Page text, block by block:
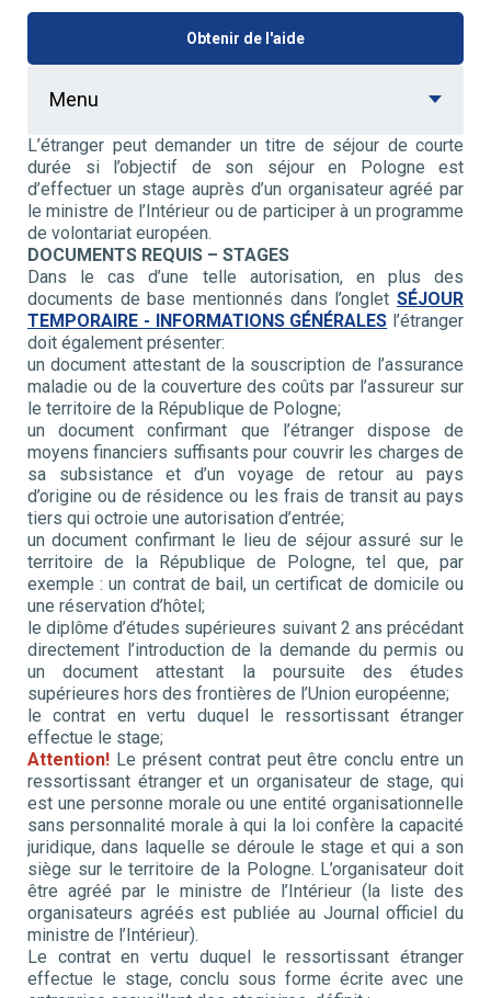
Obtenir de l'aide
Menu
L’étranger peut demander un titre de séjour de courte
durée si l’objectif de son séjour en Pologne est
d’effectuer un stage auprès d’un organisateur agréé par
le ministre de l’Intérieur ou de participer à un programme
de volontariat européen.
DOCUMENTS REQUIS – STAGES
Dans le cas d’une telle autorisation, en plus des
documents de base mentionnés dans l’onglet SÉJOUR
TEMPORAIRE - INFORMATIONS GÉNÉRALES l’étranger
doit également présenter:
un document attestant de la souscription de l’assurance
maladie ou de la couverture des coûts par l’assureur sur
le territoire de la République de Pologne;
un document confirmant que l’étranger dispose de
moyens financiers suffisants pour couvrir les charges de
sa subsistance et d’un voyage de retour au pays
d’origine ou de résidence ou les frais de transit au pays
tiers qui octroie une autorisation d’entrée;
un document confirmant le lieu de séjour assuré sur le
territoire de la République de Pologne, tel que, par
exemple : un contrat de bail, un certificat de domicile ou
une réservation d’hôtel;
le diplôme d’études supérieures suivant 2 ans précédant
directement l’introduction de la demande du permis ou
un document attestant la poursuite des études
supérieures hors des frontières de l’Union européenne;
le contrat en vertu duquel le ressortissant étranger
effectue le stage;
Attention! Le présent contrat peut être conclu entre un
ressortissant étranger et un organisateur de stage, qui
est une personne morale ou une entité organisationnelle
sans personnalité morale à qui la loi confère la capacité
juridique, dans laquelle se déroule le stage et qui a son
siège sur le territoire de la Pologne. L’organisateur doit
être agréé par le ministre de l’Intérieur (la liste des
organisateurs agréés est publiée au Journal officiel du
ministre de l’Intérieur).
Le contrat en vertu duquel le ressortissant étranger
effectue le stage, conclu sous forme écrite avec une